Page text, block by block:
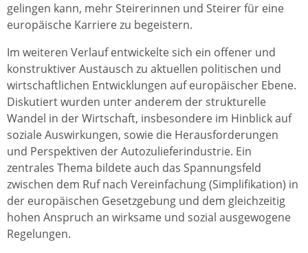
gelingen kann, mehr Steirerinnen und Steirer für eine
europäische Karriere zu begeistern.
Im weiteren Verlauf entwickelte sich ein offener und
konstruktiver Austausch zu aktuellen politischen und
wirtschaftlichen Entwicklungen auf europäischer Ebene.
Diskutiert wurden unter anderem der strukturelle
Wandel in der Wirtschaft, insbesondere im Hinblick auf
soziale Auswirkungen, sowie die Herausforderungen
und Perspektiven der Autozulieferindustrie. Ein
zentrales Thema bildete auch das Spannungsfeld
zwischen dem Ruf nach Vereinfachung (Simplifikation) in
der europäischen Gesetzgebung und dem gleichzeitig
hohen Anspruch an wirksame und sozial ausgewogene
Regelungen.